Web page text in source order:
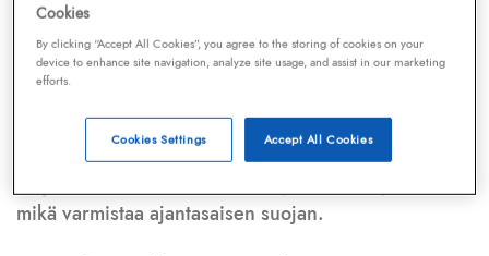
Puhelinnumero
Telemarkkinointiliiton jaKilpi-sovelluksen
tietokannasta, joka kattaa satoja tuhansia
Lisäksi tunnistamme automaattisesti, jos kyseessä on
puhelinhuijarin numero, sähköpostiosoitetai
huijausviesti. Tietokantaamme päivitetään jatkuvasti,
mikä varmistaa ajantasaisen suojan.
Cookies
By clicking “Accept All Cookies”, you agree to the storing of cookies on your
device to enhance site navigation, analyze site usage, and assist in our marketing
efforts.
Accept All Cookies
Cookies Settings